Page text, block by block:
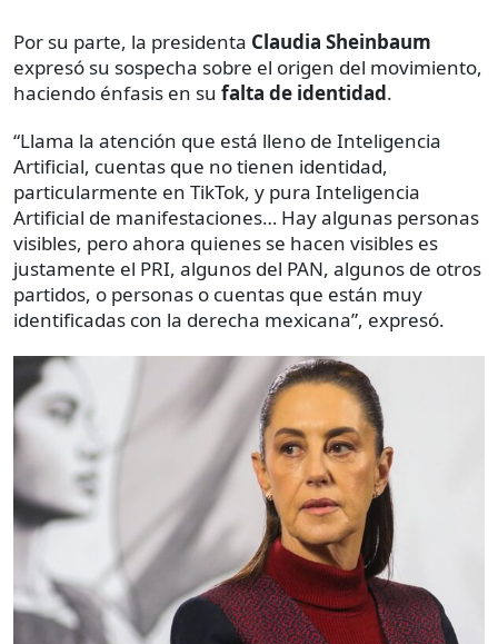
Por su parte, la presidenta Claudia Sheinbaum
expresó su sospecha sobre el origen del movimiento,
haciendo énfasis en su falta de identidad.
“Llama la atención que está lleno de Inteligencia
Artificial, cuentas que no tienen identidad,
particularmente en TikTok, y pura Inteligencia
Artificial de manifestaciones… Hay algunas personas
visibles, pero ahora quienes se hacen visibles es
justamente el PRI, algunos del PAN, algunos de otros
partidos, o personas o cuentas que están muy
identificadas con la derecha mexicana”, expresó.